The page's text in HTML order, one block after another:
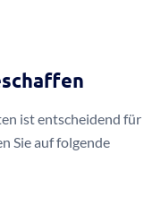
ist entscheidend für
Sie auf folgende